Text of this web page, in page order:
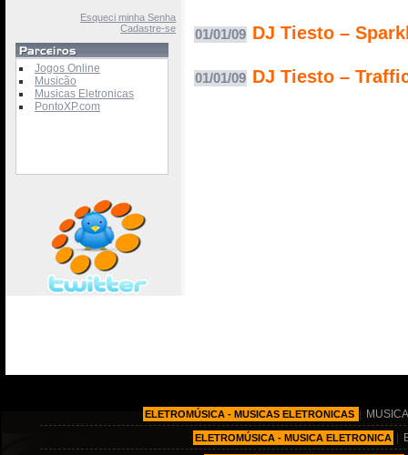
01/01/09 DJ Tiesto –
01/01/09 DJ Tiesto –
Esqueci minha Senha
Cadastre-se
Jogos Online
Musicão
Musicas Eletronicas
PontoXP.com
ELETROMÚSICA - MUSICAS ELETRONICAS
ELETROMÚSICA - MUSICA ELETRONICA